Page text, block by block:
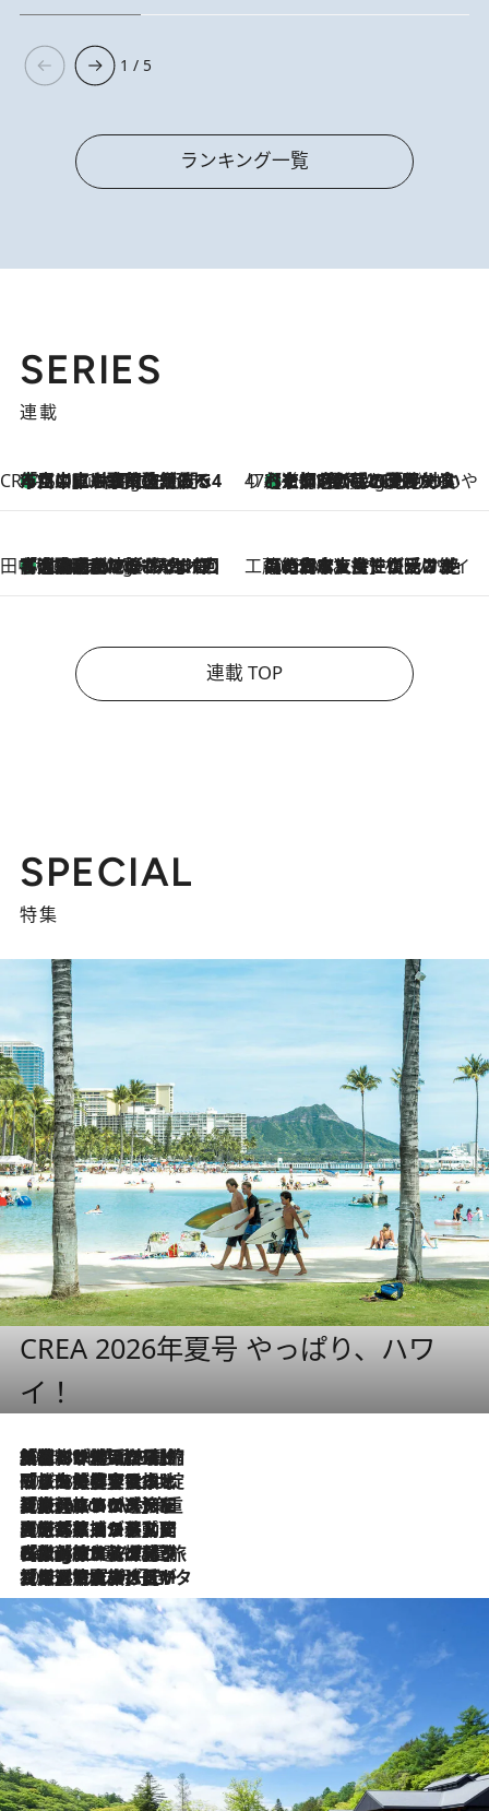
1 / 5
ランキング一覧
SERIES
連載
CREA'S CHOICE
1 Minute Ago
「立川にも歌舞伎があるんだよ」 片岡仁左衛門・市川中車ら豪華座組みで4年目の立川立飛歌舞伎へ 47都道府県の手みやげ ひんやりスイーツで夏を満喫
1 Minute Ago
【京都府】この夏絶対食べたい 冷やしておいしいおやつ3選 ひと口目から心を掴む新緑のテリーヌ
田中稲の勝手に再ブーム
5 Hours Ago
「湘南乃風に憧れて」観客大盛上がりの“タオル回し”に、ラッパー顔負けの高速歌唱まで…さだまさし（74）のアグレッシブすぎる現在地 工藤まやのおもてなしハワイ
2026.8.6
【ハワイ土産】ローカルの絶大な支持で復活！ 絶品の幻クッキー《元ファンの日本人女性が受け継いだ名店》
連載 TOP
SPECIAL
特集
CREA 2026年夏号 やっぱり、ハワ
イ！
2026.8.6
「荷物が増えるほど旅ストレスは増す」美容ジャーナリストがたどり着いた最終結論。“化粧品を劇的に減らす”感動の凝縮美容とは
2026.8.6
「旅先には金髪ウィッグを持参」日本と同じメイクでは損してる!? 美容ジャーナリストが提案する“掟破りの旅美容”とは
2026.8.6
【厳選旅コスメ】「身軽さ＆UV対策重視！」ヘアアーティストshucoが選んだ夏旅ベストコスメを発表【Mサイズジップ】
2026.8.5
【厳選旅コスメ】国内をあちこち移動する河井菜摘が選んだ夏旅ベストコスメ発表！「リラックスアイテムはマスト」【Mサイズジップ】
2026.8.4
【厳選旅コスメ】「紫外線＆乾燥対策しながらメイク感も！」ヘア＆メイクGeorgeが選んだ夏旅ベストコスメを発表！【Mサイズジップ】
2026.8.3
【厳選旅コスメ】「保湿もタイパ重視！」“サウナ好き”タレント清水みさとが愛用する夏旅ベストコスメを発表！【Mサイズジップ】